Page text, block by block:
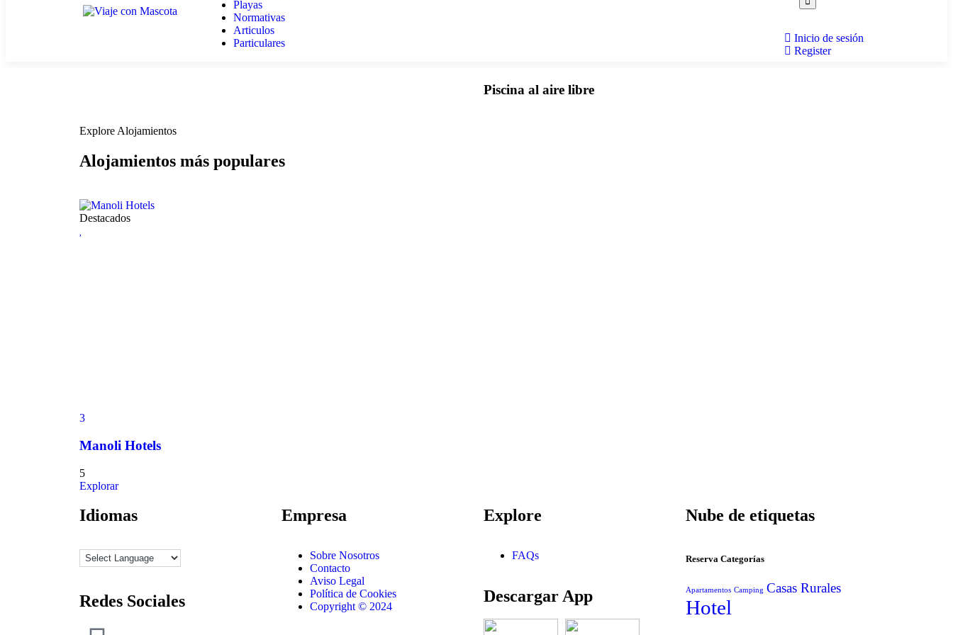
Playas
Normativas
Articulos
Particulares
Inicio de sesión
Register
Piscina al aire libre
Explore Alojamientos
Alojamientos más populares
Destacados
3
Manoli Hotels
5
Explorar
Idiomas
Redes Sociales
Empresa
Sobre Nosotros
Contacto
Aviso Legal
Política de Cookies
Copyright © 2024
Explore
FAQs
Descargar App
Nube de etiquetas
Reserva Categorías
Apartamentos Camping Casas Rurales
Hotel